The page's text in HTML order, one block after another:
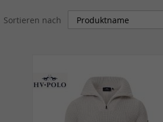
Sortieren nach